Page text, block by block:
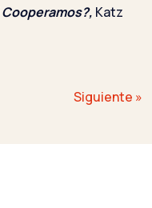
Katz
Siguiente »